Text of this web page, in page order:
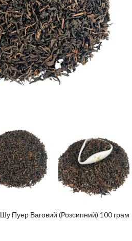
Шу Пуер Ваговий (Розсипний) 100 грам